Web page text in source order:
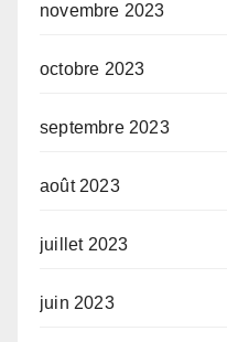
novembre 2023
octobre 2023
septembre 2023
août 2023
juillet 2023
juin 2023